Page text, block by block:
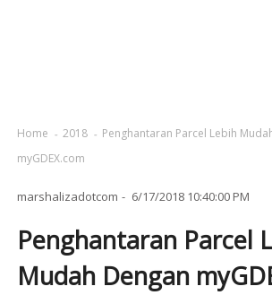
Home 2018
Penghantaran Parcel Lebih
myGDEX.com
marshalizadotcom 6/17/2018 10:40:00 PM
Penghantaran Parcel
Mudah Dengan